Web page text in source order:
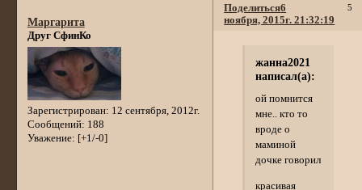
Поделиться 5
6
ноября, 2015г. 21:32:19
Маргарита
Друг СфинКо
Зарегистрирован: 12 сентября, 2012г.
Сообщений: 188
Уважение: [+1/-0]
жанна2021
написал(а):
ой помнится
мне.. кто то
вроде о
маминой
дочке говорил
красивая